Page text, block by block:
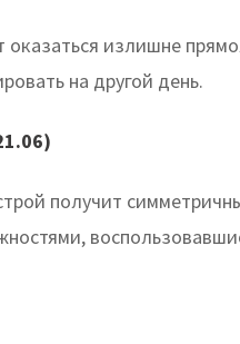
излишне
на другой день.
получит